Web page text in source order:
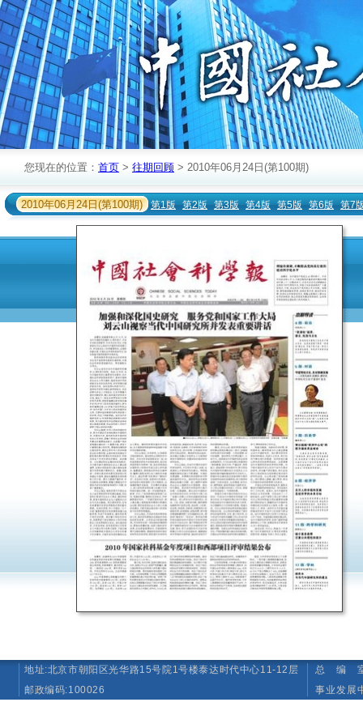
您现在的位置： 首页 > 往期回顾 > 2010年06月24日(第100期)
2010年06月24日(第100期) 第1版 第2版 第3版 第4版 第5版 第6版 第7
地址:北京市朝阳区光华路15号院1号楼泰达时代中心11-12层
邮政编码:100026
总 编 室
事业发